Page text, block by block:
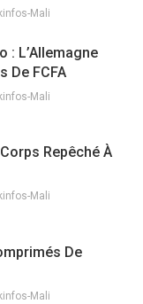
Mali
: L’Allemagne
De FCFA
Mali
Repêché À
Mali
De
Mali